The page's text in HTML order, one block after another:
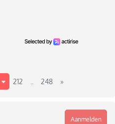
212 248 »
Aanmelden